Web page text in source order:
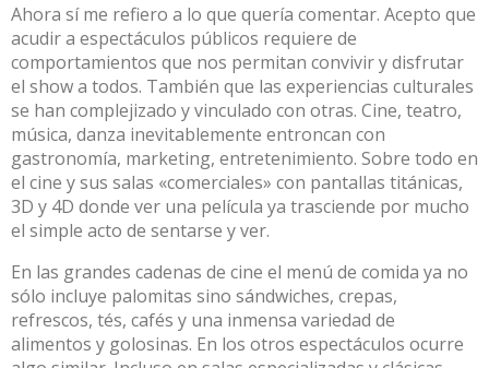
Ahora sí me refiero a lo que quería comentar. Acepto que
acudir a espectáculos públicos requiere de
comportamientos que nos permitan convivir y disfrutar
el show a todos. También que las experiencias culturales
se han complejizado y vinculado con otras. Cine, teatro,
música, danza inevitablemente entroncan con
gastronomía, marketing, entretenimiento. Sobre todo en
el cine y sus salas «comerciales» con pantallas titánicas,
3D y 4D donde ver una película ya trasciende por mucho
el simple acto de sentarse y ver.
En las grandes cadenas de cine el menú de comida ya no
sólo incluye palomitas sino sándwiches, crepas,
refrescos, tés, cafés y una inmensa variedad de
alimentos y golosinas. En los otros espectáculos ocurre